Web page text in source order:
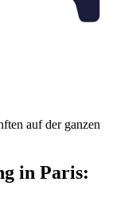
auf der ganzen
in Paris: